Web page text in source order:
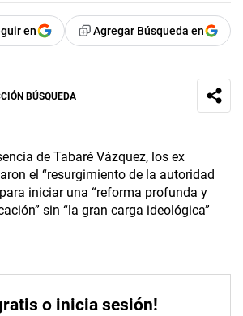
en Agregar Búsqueda en
BÚSQUEDA
de Tabaré Vázquez, los ex
el “resurgimiento de la autoridad
iniciar una “reforma profunda y
sin “la gran carga ideológica”
o inicia sesión!